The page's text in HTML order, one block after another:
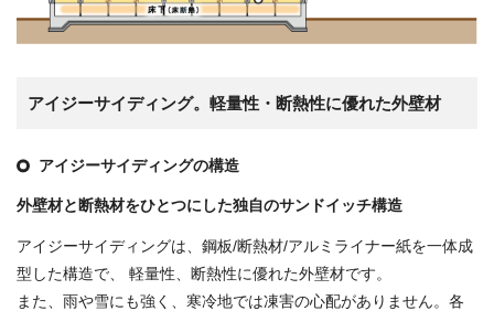
アイジーサイディング。軽量性・断熱性に優れた外壁材
アイジーサイディングの構造
外壁材と断熱材をひとつにした独自のサンドイッチ構造
アイジーサイディングは、鋼板/断熱材/アルミライナー紙を一体成
型した構造で、 軽量性、断熱性に優れた外壁材です。
また、雨や雪にも強く、寒冷地では凍害の心配がありません。各